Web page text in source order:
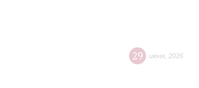
29 июня 2026